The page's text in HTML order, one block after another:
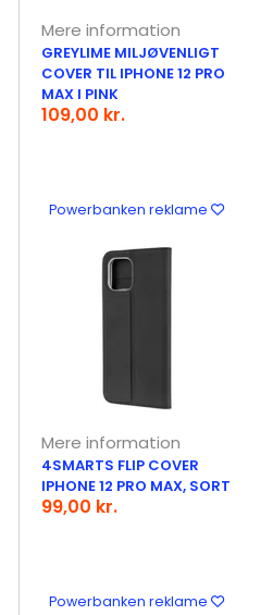
Mere information
GREYLIME MILJØVENLIGT
COVER TIL IPHONE 12 PRO
MAX I PINK
109,00 kr.
Powerbanken reklame
Mere information
4SMARTS FLIP COVER
IPHONE 12 PRO MAX, SORT
99,00 kr.
Powerbanken reklame